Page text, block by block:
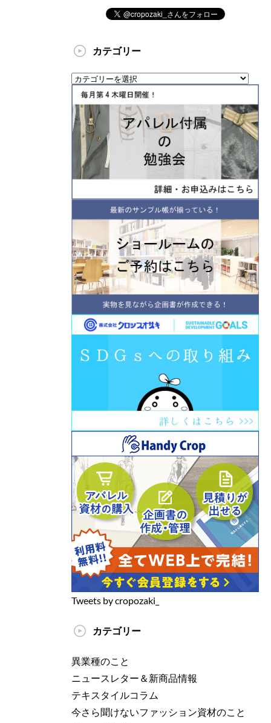
カテゴリー
Tweets by cropozaki_
カテゴリー
異業種のこと
ニュースレター＆新商品情報
テキスタイルコラム
今さら聞けないファッション資材のこと